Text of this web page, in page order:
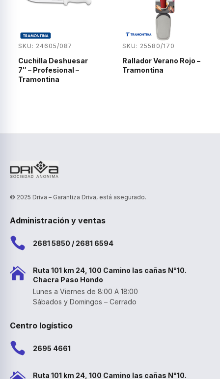
SKU: 24605/087
Cuchilla Deshuesar
7″ – Profesional –
Tramontina
SKU: 25580/170
Rallador Verano Rojo –
Tramontina
© 2025 Driva – Garantiza Driva, está asegurado.
Administración y ventas
 2681 5850 / 2681 6594

Ruta 101 km 24, 100 Camino las cañas N°10.
Chacra Paso Hondo
Lunes a Viernes de 8:00 A 18:00
Sábados y Domingos – Cerrado
Centro logístico
 2695 4661
Ruta 101 km 24, 100 Camino las cañas N°10.